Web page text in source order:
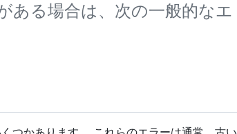
ある場合は、次の一般的なエ